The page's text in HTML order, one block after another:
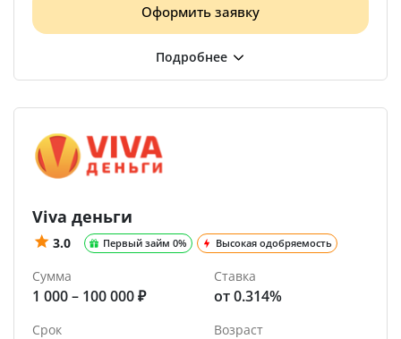
Оформить заявку
Viva деньги
3.0 Первый займ 0% Высокая одобряемость
Сумма
1 000 – 100 000 ₽
Ставка
от 0.314%
Срок Возраст